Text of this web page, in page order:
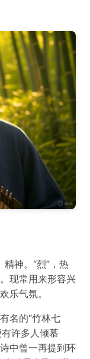
精神。“烈”，热
现常用来形容兴
乐气氛。
名的“竹林七
许多人倾慕
中曾一再提到环